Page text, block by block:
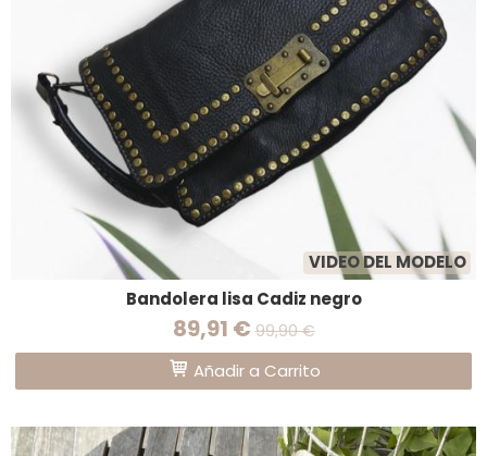
VIDEO DEL MODELO
Bandolera lisa Cadiz negro
89,91 €99,90 €
Añadir a Carrito